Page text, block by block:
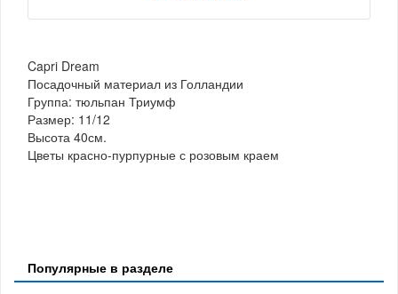
Capri Dream
Посадочный материал из Голландии
Группа: тюльпан Триумф
Размер: 11/12
Высота 40см.
Цветы красно-пурпурные с розовым краем
Популярные в разделе